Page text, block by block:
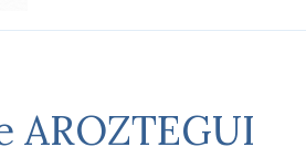
AROZTEGUI